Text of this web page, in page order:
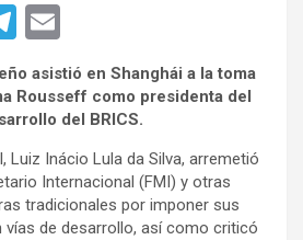
T
e
gr
a
m
m
ail
asistió en Shanghái a la toma
Rousseff como presidenta del
del BRICS.
Luiz Inácio Lula da Silva, arremetió
Internacional (FMI) y otras
tradicionales por imponer sus
vías de desarrollo, así como criticó